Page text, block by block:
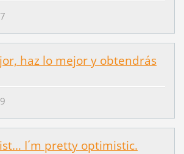
haz lo mejor y obtendrás
I´m pretty optimistic.